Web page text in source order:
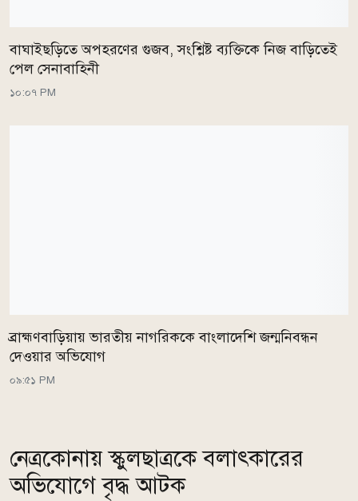
বাঘাইছড়িতে অপহরণের গুজব, সংশ্লিষ্ট ব্যক্তিকে নিজ বাড়িতেই
পেল সেনাবাহিনী
১০:০৭ PM
ব্রাহ্মণবাড়িয়ায় ভারতীয় নাগরিককে বাংলাদেশি জন্মনিবন্ধন
দেওয়ার অভিযোগ
০৯:৫১ PM
নেত্রকোনায় স্কুলছাত্রকে বলাৎকারের
অভিযোগে বৃদ্ধ আটক